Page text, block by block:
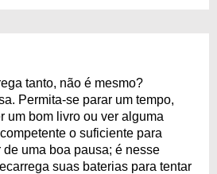
tanto, não é mesmo?
Permita-se parar um tempo,
um bom livro ou ver alguma
o suficiente para
uma boa pausa; é nesse
suas baterias para tentar